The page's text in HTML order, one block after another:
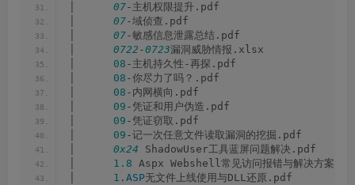
07-主机权限提升.pdf
07-域侦查.pdf
07-敏感信息泄露总结.pdf
0722 -0723漏洞威胁情报.xlsx
08 -主机持久性-再探.pdf
08 -你尽力了吗？.pdf
08 -内网横向.pdf
09 -凭证和用户伪造.pdf
09 -凭证窃取.pdf
09 -记一次任意文件读取漏洞的挖掘.pdf
0x24 ShadowUser工具蓝屏问题解决.pdf
1.8 Aspx Webshell常见访问报错与解决方案
1. ASP无文件上线使用与DLL还原.pdf